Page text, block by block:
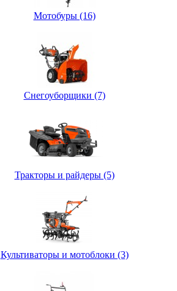
Мотобуры (16)
Снегоуборщики (7)
Тракторы и райдеры (5)
Культиваторы и мотоблоки (3)